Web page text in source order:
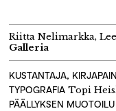
Riitta Nelimarkka,
Galleria
KUSTANTAJA,
TYPOGRAFIA Topi
PÄÄLLYKSEN MUOTOILU